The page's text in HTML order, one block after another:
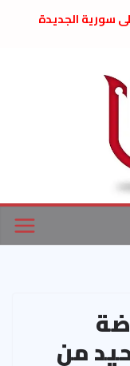
سورية الجديدة
الاشتراكي العربي
المركزية نيسان
على نظام الملالي
الديمقراطي
من